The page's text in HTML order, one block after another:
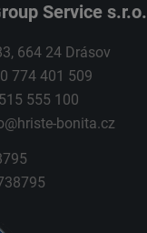
Service s.r.o.
664 24 Drásov
774 401 509
555 100
bonita.cz